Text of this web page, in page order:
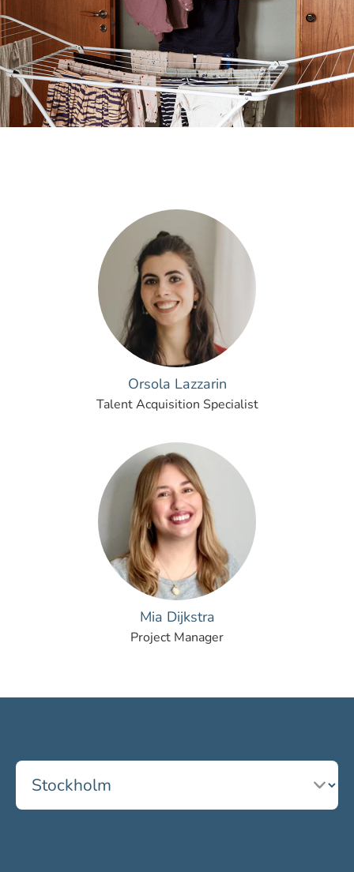
Orsola Lazzarin
Talent Acquisition Specialist
Mia Dijkstra
Project Manager